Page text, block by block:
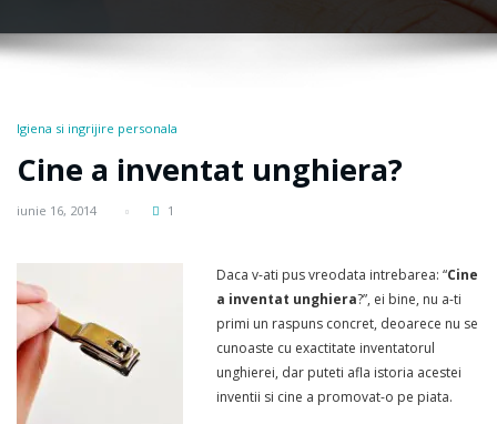
Igiena si ingrijire personala
Cine a inventat unghiera?
iunie 16, 2014 1
Daca v-ati pus vreodata intrebarea: “Cine
a inventat unghiera?”, ei bine, nu a-ti
primi un raspuns concret, deoarece nu se
cunoaste cu exactitate inventatorul
unghierei, dar puteti afla istoria acestei
inventii si cine a promovat-o pe piata.